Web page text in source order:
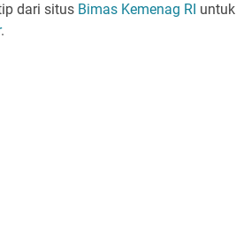
dari situs Bimas Kemenag RI untuk
.